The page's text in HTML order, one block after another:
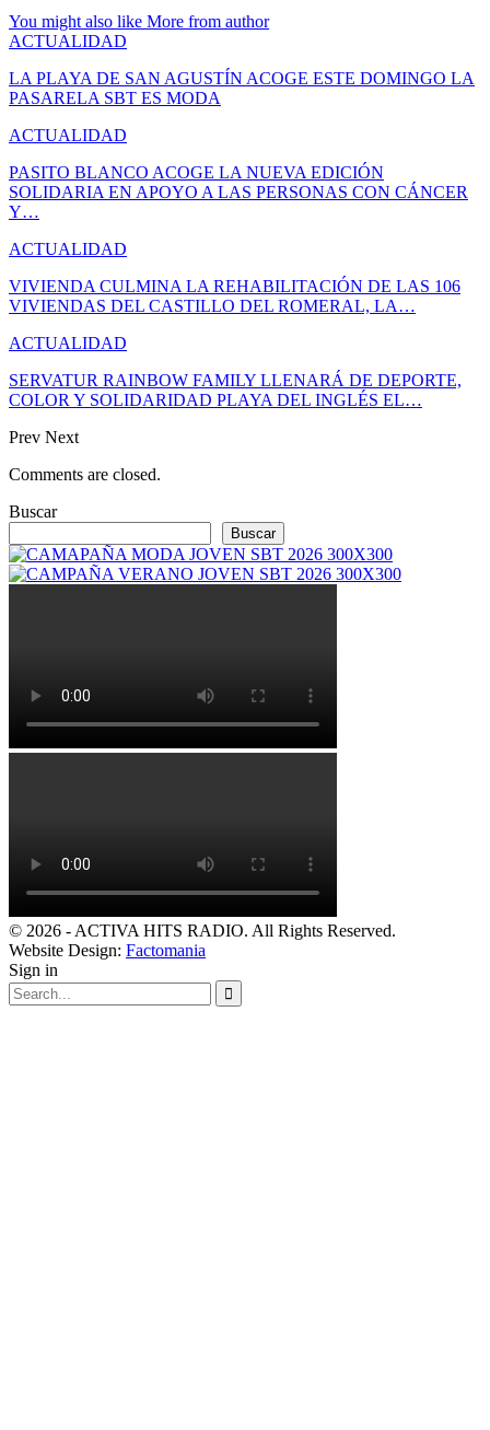
You might also like More from author
ACTUALIDAD
LA PLAYA DE SAN AGUSTÍN ACOGE ESTE DOMINGO LA
PASARELA SBT ES MODA
ACTUALIDAD
PASITO BLANCO ACOGE LA NUEVA EDICIÓN
SOLIDARIA EN APOYO A LAS PERSONAS CON CÁNCER
Y…
ACTUALIDAD
VIVIENDA CULMINA LA REHABILITACIÓN DE LAS 106
VIVIENDAS DEL CASTILLO DEL ROMERAL, LA…
ACTUALIDAD
SERVATUR RAINBOW FAMILY LLENARÁ DE DEPORTE,
COLOR Y SOLIDARIDAD PLAYA DEL INGLÉS EL…
Prev Next
Comments are closed.
Buscar
Buscar
© 2026 - ACTIVA HITS RADIO. All Rights Reserved.
Website Design: Factomania
Sign in